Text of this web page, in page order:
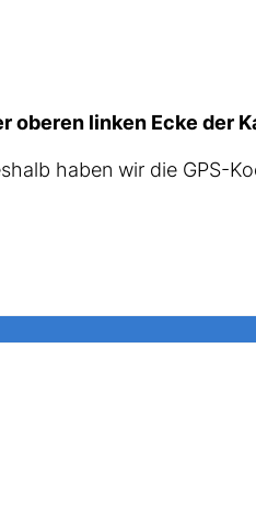
oberen linken Ecke der
haben wir die GPS-